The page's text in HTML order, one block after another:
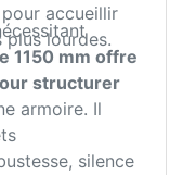
accueillir
plus lourdes.
1150 mm offre
structurer
armoire. Il
silence